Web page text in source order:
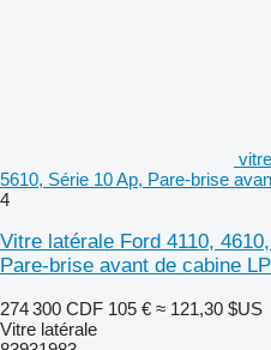
5610, Série 10 Ap, Pare-brise
4
Vitre latérale Ford 4110,
Pare-brise avant de cabine
274 300 CDF 105 € ≈ 121,30 $US
Vitre latérale